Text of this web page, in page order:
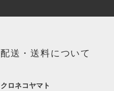
配送・送料について
クロネコヤマト